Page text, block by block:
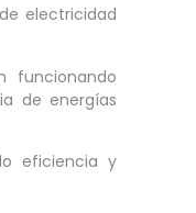
electricidad
funcionando
de energías
eficiencia y